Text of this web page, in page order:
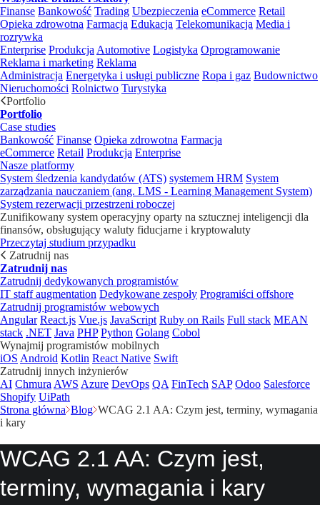
Finanse Bankowość Trading Ubezpieczenia eCommerce Retail
Opieka zdrowotna Farmacja Edukacja Telekomunikacja Media i
rozrywka
Enterprise Produkcja Automotive Logistyka Oprogramowanie
Reklama i marketing Reklama
Administracja Energetyka i usługi publiczne Ropa i gaz Budownictwo
Nieruchomości Rolnictwo Turystyka
Portfolio
Portfolio
Case studies
Bankowość Finanse Opieka zdrowotna Farmacja
eCommerce Retail Produkcja Enterprise
Nasze platformy
System śledzenia kandydatów (ATS) systemem HRM System
zarządzania nauczaniem (ang. LMS - Learning Management System)
System rezerwacji przestrzeni roboczej
Zunifikowany system operacyjny oparty na sztucznej inteligencji dla
finansów, obsługujący waluty fiducjarne i kryptowaluty
Przeczytaj studium przypadku
Zatrudnij nas
Zatrudnij nas
Zatrudnij dedykowanych programistów
IT staff augmentation Dedykowane zespoły Programiści offshore
Zatrudnij programistów webowych
Angular React.js Vue.js JavaScript Ruby on Rails Full stack MEAN
stack .NET Java PHP Python Golang Cobol
Wynajmij programistów mobilnych
iOS Android Kotlin React Native Swift
Zatrudnij innych inżynierów
AI Chmura AWS Azure DevOps QA FinTech SAP Odoo Salesforce
Shopify UiPath
Strona główna Blog WCAG 2.1 AA: Czym jest, terminy, wymagania
i kary
WCAG 2.1 AA: Czym jest,
terminy, wymagania i kary